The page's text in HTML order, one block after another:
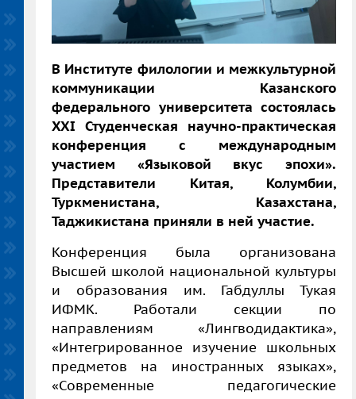
В Институте филологии и межкультурной
коммуникации Казанского
федерального университета состоялась
XXI Студенческая научно-практическая
конференция с международным
участием «Языковой вкус эпохи».
Представители Китая, Колумбии,
Туркменистана, Казахстана,
Таджикистана приняли в ней участие.
Конференция была организована
Высшей школой национальной культуры
и образования им. Габдуллы Тукая
ИФМК. Работали секции по
направлениям «Лингводидактика»,
«Интегрированное изучение школьных
предметов на иностранных языках»,
«Современные педагогические